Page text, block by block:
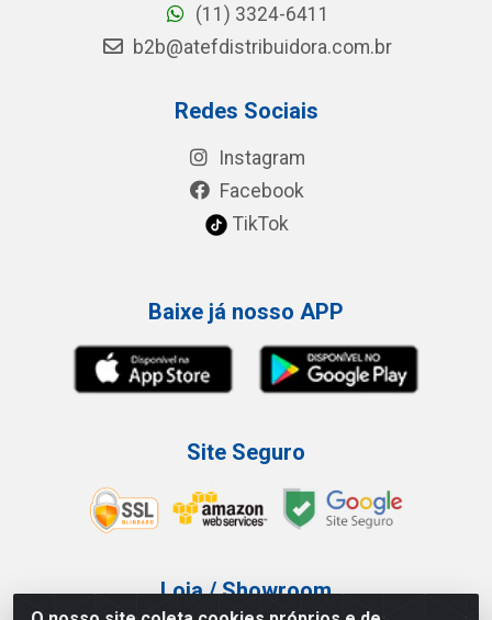
(11) 3324-6411
b2b@atefdistribuidora.com.br
Redes Sociais
Instagram
Facebook
TikTok
Baixe já nosso APP
Site Seguro
Loja / Showroom